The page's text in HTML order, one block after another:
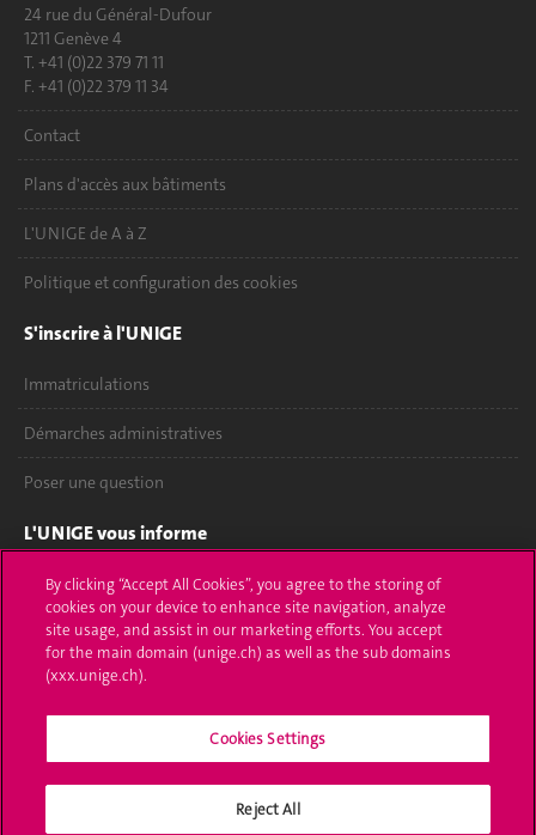
24 rue du Général-Dufour
1211 Genève 4
T. +41 (0)22 379 71 11
F. +41 (0)22 379 11 34
Contact
Plans d'accès aux bâtiments
L'UNIGE de A à Z
Politique et configuration des cookies
S'inscrire à l'UNIGE
Immatriculations
Démarches administratives
Poser une question
L'UNIGE vous informe
UNIGE Mobile
Médias
Offres d'emploi
Calendrier académique
By clicking “Accept All Cookies”, you agree to the storing of
cookies on your device to enhance site navigation, analyze
site usage, and assist in our marketing efforts. You accept
for the main domain (unige.ch) as well as the sub domains
(xxx.unige.ch).
Cookies Settings
Reject All